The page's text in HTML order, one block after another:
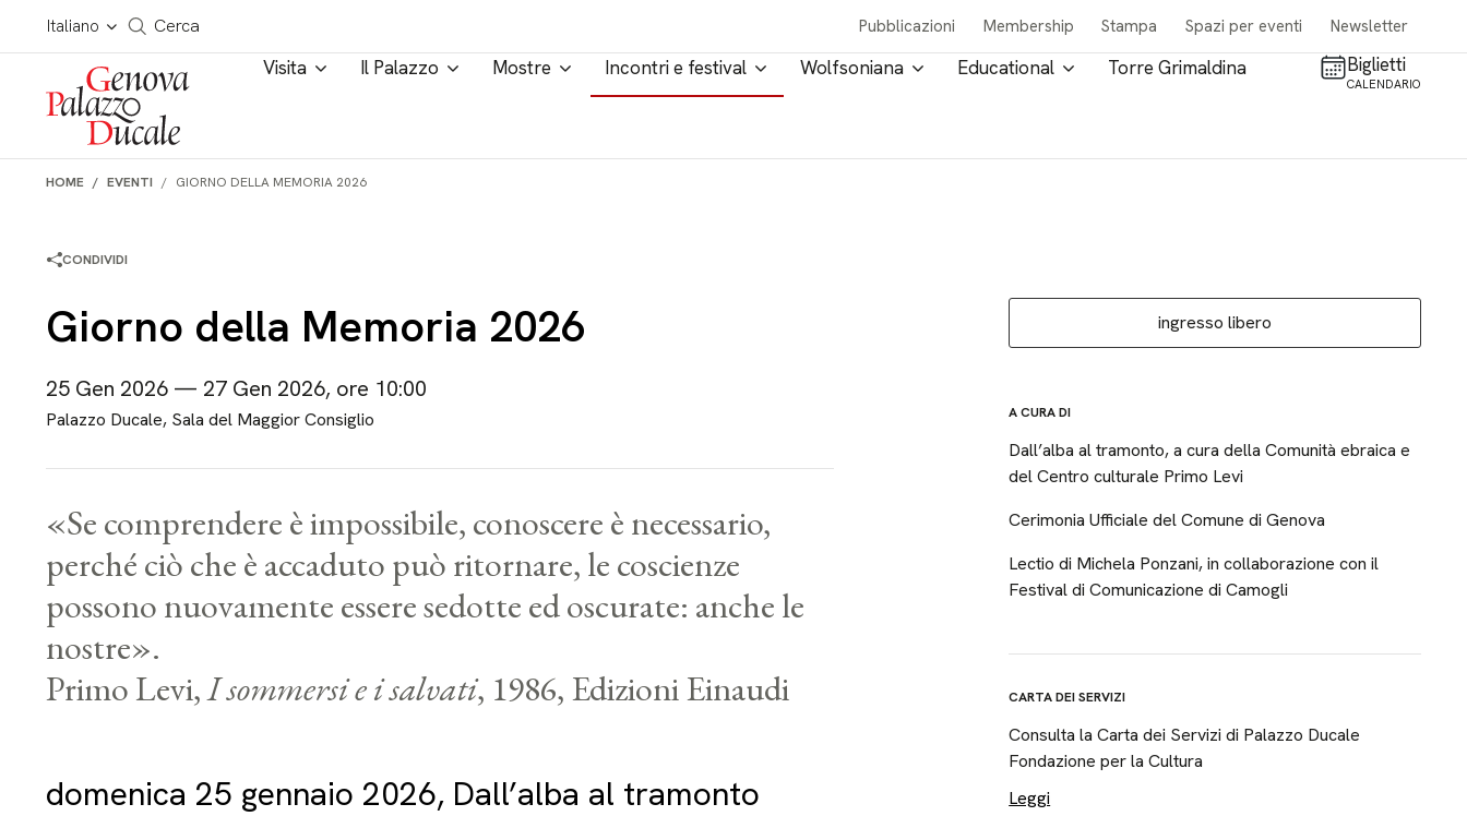
Salta al contenuto
Italiano
Cerca in tutto il sito
Cerca Pubblicazioni Membership Stampa Spazi per eventi Newsletter
Visita Il Palazzo Mostre Incontri e festival Wolfsoniana Educational Torre Grimaldina Biglietti
CALENDARIO
HOME EVENTI GIORNO DELLA MEMORIA 2026
CONDIVIDI
Giorno della Memoria 2026
25 Gen 2026 — 27 Gen 2026, ore 10:00
Palazzo Ducale, Sala del Maggior Consiglio
«Se comprendere è impossibile, conoscere è necessario,
perché ciò che è accaduto può ritornare, le coscienze
possono nuovamente essere sedotte ed oscurate: anche le
nostre».
Primo Levi,I sommersi e i salvati, 1986, Edizioni Einaudi
domenica 25 gennaio 2026, Dall’alba al tramonto
ingresso libero
A CURA DI
Dall’alba al tramonto, a cura della Comunità ebraica e
del Centro culturale Primo Levi
Cerimonia Ufficiale del Comune di Genova
Lectio di Michela Ponzani, in collaborazione con il
Festival di Comunicazione di Camogli
CARTA DEI SERVIZI
Consulta la Carta dei Servizi di Palazzo Ducale
Fondazione per la Cultura
Leggi